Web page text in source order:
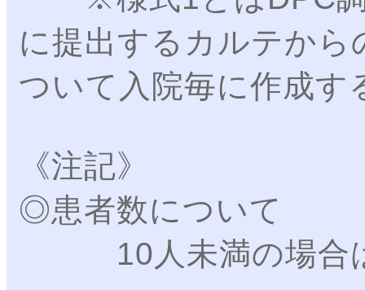
に提出するカルテから
ついて入院毎に作成す
《注記》
◎患者数について
10人未満の場合は